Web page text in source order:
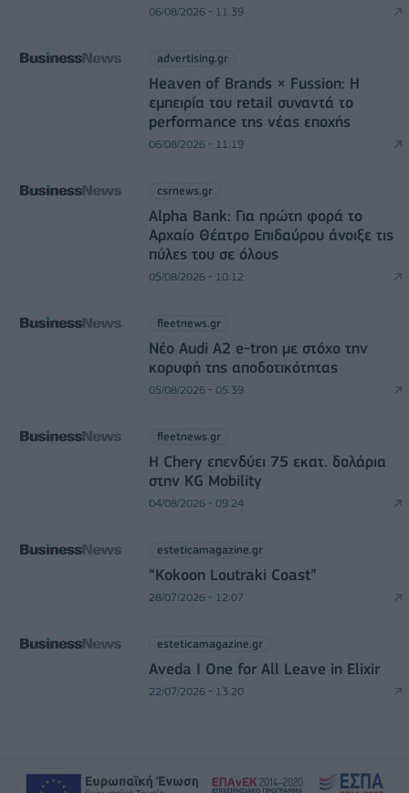
06/08/2026 - 11:39
advertising.gr
Heaven of Brands × Fussion: Η
εμπειρία του retail συναντά το
performance της νέας εποχής
06/08/2026 - 11:19
csrnews.gr
Alpha Bank: Για πρώτη φορά το
Αρχαίο Θέατρο Επιδαύρου άνοιξε τις
πύλες του σε όλους
05/08/2026 - 10:12
fleetnews.gr
Νέο Audi A2 e-tron με στόχο την
κορυφή της αποδοτικότητας
05/08/2026 - 05:39
fleetnews.gr
Η Chery επενδύει 75 εκατ. δολάρια
στην KG Mobility
04/08/2026 - 09:24
esteticamagazine.gr
“Kokoon Loutraki Coast”
28/07/2026 - 12:07
esteticamagazine.gr
Aveda I One for All Leave in Elixir
22/07/2026 - 13:20